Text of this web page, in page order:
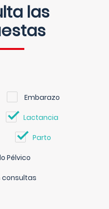
las
Embarazo
Lactancia
Parto
Pélvico
consultas